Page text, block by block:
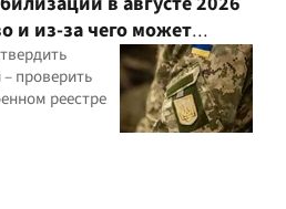
и из-за чего может
проверить
реестре